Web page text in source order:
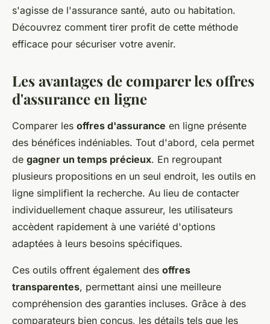
s'agisse de l'assurance santé, auto ou habitation.
Découvrez comment tirer profit de cette méthode
efficace pour sécuriser votre avenir.
Les avantages de comparer les offres
d'assurance en ligne
Comparer les offres d'assurance en ligne présente
des bénéfices indéniables. Tout d'abord, cela permet
de gagner un temps précieux. En regroupant
plusieurs propositions en un seul endroit, les outils en
ligne simplifient la recherche. Au lieu de contacter
individuellement chaque assureur, les utilisateurs
accèdent rapidement à une variété d'options
adaptées à leurs besoins spécifiques.
Ces outils offrent également des offres
transparentes, permettant ainsi une meilleure
compréhension des garanties incluses. Grâce à des
comparateurs bien conçus, les détails tels que les